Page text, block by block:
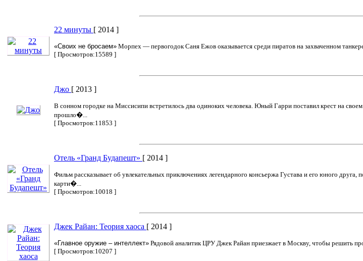
22 минуты [ 2014 ]
«Своих не бросаем» Морпех — первогодок Саня Ежов оказывается среди пиратов на захваченном
[ Просмотров:15589 ]
Джо [ 2013 ]
В сонном городке на Миссисипи встретилось два одиноких человека. Юный Гарри поставил крест на
прошло�...
[ Просмотров:11853 ]
Отель «Гранд Будапешт» [ 2014 ]
Фильм рассказывает об увлекательных приключениях легендарного консьержа Густава и его юного
карти�...
[ Просмотров:10018 ]
Джек Райан: Теория хаоса [ 2014 ]
«Главное оружие – интеллект» Рядовой аналитик ЦРУ Джек Райан приезжает в Москву, чтобы решить
[ Просмотров:10207 ]